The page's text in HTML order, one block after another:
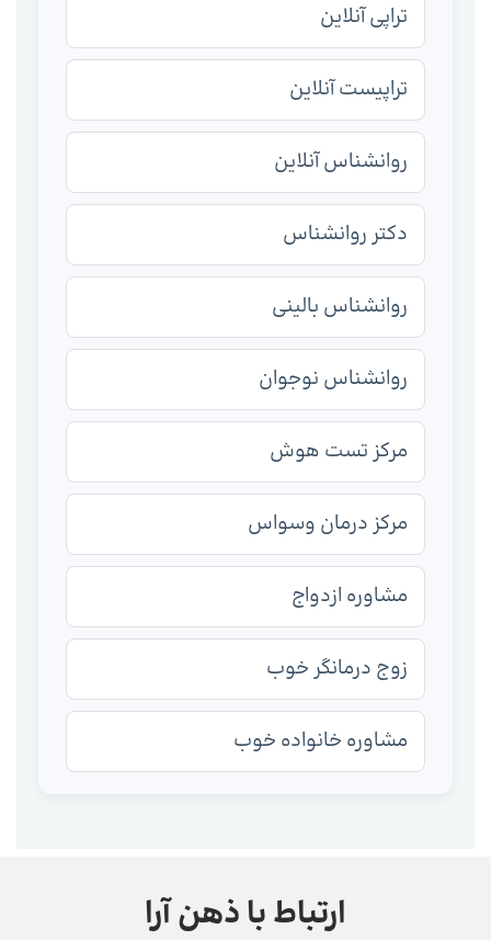
تراپی آنلاین
تراپیست آنلاین
روانشناس آنلاین
دکتر روانشناس
روانشناس بالینی
روانشناس نوجوان
مرکز تست هوش
مرکز درمان وسواس
مشاوره ازدواج
زوج درمانگر خوب
مشاوره خانواده خوب
ارتباط با ذهن آرا